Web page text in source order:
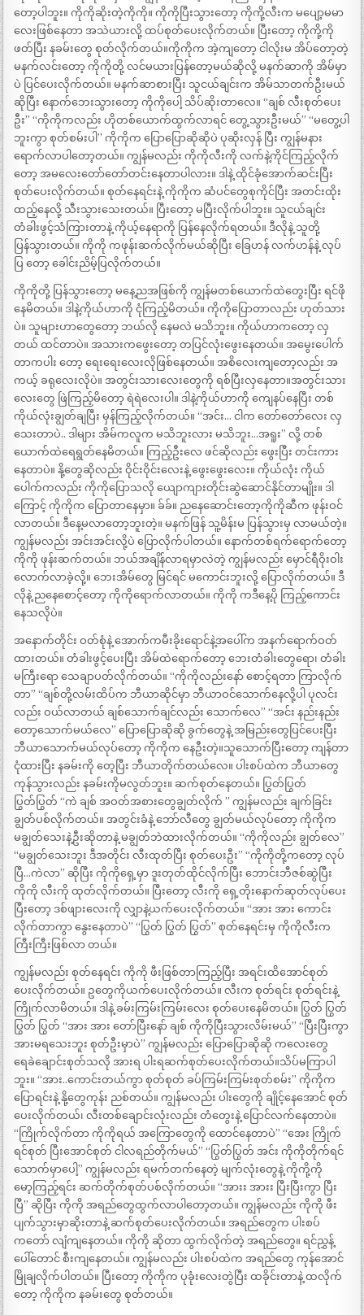
တော့ပါဘူး။ ကိုကိုဆိုးတဲ့ကိုကို။ ကိုကိုပြီးသွားတော့ ကိုကို့လီးက မပျော့မမာ
လေးဖြစ်နေတာ အသဲယားလို့ ထပ်စုတ်ပေးလိုက်တယ်။ ပြီးတော့ ကိုကို့ကို
ဖတ်ပြီး နခမ်းတွေ စုတ်လိုက်တယ်။ကိုကိုက အဲ့ကျတော့ ငါလိုးမ အိပ်တော့တဲ့
မနက်လင်းတော့ ကိုကိုတို့ လင်မယားပြန်တော့မယ်ဆိုလို့ မနက်ဆာကို အိမ်မှာ
ပဲ ပြင်ပေးလိုက်တယ်။ မနက်ဆာစားပြီး သူငယ်ချင်းက အိမ်သာတက်ဦးမယ်
ဆိုပြီး နောက်ဘေးသွားတော့ ကိုကိုပေါ့ သိပ်ဆိုးတာလေ။ “ချစ် လီးစုတ်ပေး
ဦး” “ကိုကိုကလည်း ဟိုတစ်ယောက်ထွက်လာရင် တွေ့သွားဦးမယ်” “မတွေ့ပါ
ဘူးကွာ စုတ်စမ်းပါ’’ ကိုကိုက ပြောပြောဆိုဆိုပဲ ပုဆိုးလှန် ပြီး ကျွန်မနား
ရောက်လာပါတော့တယ်။ ကျွန်မလည်း ကိုကိုလီးကို လက်နဲ့ကိုင်ကြည့်လိုက်
တော့ အမလေးတော်တော်တင်းနေတာပါလား။ ဒါနဲ့ ထိုင်ခုံအောက်ဆင်းပြီး
စုတ်ပေးလိုက်တယ်။ စုတ်နေရင်းနဲ့ ကိုကိုက ဆံပင်တွေစုကိုင်ပြီး အတင်းထိုး
ထည့်နေလို့ သီးသွားသေးတယ်။ ပြီးတော့ မပြီးလိုက်ပါဘူး။ သူငယ်ချင်း
တံခါးဖွင့်သံကြားတာနဲ့ ကိုယ့်နေရာကို ပြန်နေလိုက်ရတယ်။ ဒီလိုနဲ့ သူတို့
ပြန်သွားတယ်။ ကိုကို ကဖုန်းဆက်လိုက်မယ်ဆိုပြီး ခြေဟန် လက်ဟန်နဲ့ လုပ်
ပြ တော့ ခေါင်းညိမ့်ပြလိုက်တယ်။
ကိုကိုတို့ ပြန်သွားတော့ မနေ့ညအဖြစ်ကို ကျွန်မတစ်ယောက်ထဲတွေးပြီး ရင်ဖို
နေမိတယ်။ ဒါနဲ့ကိုယ်ဟာကို ငုံကြည့်မိတယ်။ ကိုကိုပြောတာလည်း ဟုတ်သား
ပဲ။ သူများဟာတွေတော့ ဘယ်လို နေမလဲ မသိဘူး။ ကိုယ်ဟာကတော့ လှ
တယ် ထင်တာပဲ။ အသားကဖွေးတော့ တပြင်လုံးဖွေးနေတယ်။ အမွေးပေါက်
တာကပါး တော့ ရေးရေးလေးလိုဖြစ်နေတယ်။ အစိလေးကျတော့လည်း အ
ကယ့် ခရုလေးလိုပဲ။ အတွင်းသားလေးတွေကို ရစ်ပြီးလှနေတာ။အတွင်းသား
လေးတွေ ဖြဲကြည့်မိတော့ ရဲရဲလေးပါ။ ဒါနဲ့ကိုယ်ဟာကို ကျေနပ်နေပြီး တစ်
ကိုယ်လုံးချွတ်ချပြီး မှန်ကြည့်လိုက်တယ်။ “အင်း… ငါက တော်တော်လေး လှ
သေးတာပဲ.. ဒါများ အိမ်ကလူက မသိဘူးလား မသိဘူး…အရူး” လို့ တစ်
ယောက်ထဲရေရွတ်နေမိတယ်။ ကြည့်ဦးလေ ဖင်ဆိုလည်း ဖွေးပြီး တင်းကား
နေတာပဲ။ နို့တွေဆိုလည်း ဝိုင်းဝိုင်းလေးနဲ့ ဖွေးဖွေးလေး။ ကိုယ်လုံး ကိုယ်
ပေါက်ကလည်း ကိုကိုပြောသလို ယျောကျားတိုင်းဆွဲဆောင်နိုင်တာမျိုး။ ဒါ
ကြောင့် ကိုကိုက ပြောတာနေမှာ။ ခ်ခ်။ ညနေဆောင်းတော့ကိုကိုဆီက ဖုန်းဝင်
လာတယ်။ ဒီနေ့မလာတော့ဘူးတဲ့။ မနက်ဖြန် သူ့မိန်းမ ပြန်သွားမှ လာမယ်တဲ့။
ကျွန်မလည်း အင်းအင်းလို့ပဲ ပြောလိုက်ပါတယ်။ နောက်တစ်ရက်ရောက်တော့
ကိုကို ဖုန်းဆက်တယ်။ ဘယ်အချိန်လာရမှာလဲတဲ့ ကျွန်မလည်း မှောင်ရီဝိုးဝါး
လောက်လာခဲ့လို့။ ဘေးအိမ်တွေ မြင်ရင် မကောင်းဘူးလို့ ပြောလိုက်တယ်။ ဒီ
လိုနဲ့ ညနေစောင့်တော့ ကိုကိုရောက်လာတယ်။ ကိုကို ကဒီနေ့ပို ကြည့်ကောင်း
နေသလိုပဲ။
အနောက်တိုင်း ဝတ်စုံနဲ့ အောက်ကမီးခိုးရောင်နဲ့အပေါ်က အနက်ရောက်ဝတ်
ထားတယ်။ တံခါးဖွင့်ပေးပြီး အိမ်ထဲရောက်တော့ ဘေးတံခါးတွေရော၊ တံခါး
မကြီးရော သေချာပတ်လိုက်တယ်။ “ကိုကိုလည်းနော် စောင့်ရတာ ကြာလိုက်
တာ” “ချစ်တို့လမ်းထိပ်က ဘီယာဆိုင်မှာ ဘီယာဝင်သောက်နေလို့ပါ ပုလင်း
လည်း ဝယ်လာတယ် ချစ်သောက်ချင်လည်း သောက်လေ” “အင်း နည်းနည်း
တော့သောက်မယ်လေ” ပြောပြောဆိုဆို ခွက်တွေနဲ့ အမြည်းတွေပြင်ပေးပြီး
ဘီယာသောက်မယ်လုပ်တော့ ကိုကိုက နေဦးတဲ့။သူသောက်ပြီးတော့ ကျန်တာ
ငုံထားပြီး နခမ်းကို တေ့ပြီး ဘီယာတိုက်တယ်လေ။ ပါးစပ်ထဲက ဘီယာတွေ
ကုန်သွားလည်း နခမ်းကိုမလွတ်ဘူး။ ဆက်စုတ်နေတယ်။ ပြွတ်ပြွတ်
ပြွတ်ပြွတ် “ကဲ ချစ် အဝတ်အစားတွေချွတ်လိုက် ” ကျွန်မလည်း ချက်ခြင်း
ချွတ်ပစ်လိုက်တယ်။ အတွင်းခံနဲ့ ဘော်လီတွေ ချွတ်မယ်လုပ်တော့ ကိုကိုက
မချွတ်သေးနဲ့ဦးဆိုတာနဲ့ မချွတ်ဘဲထားလိုက်တယ်။ “ကိုကိုလည်း ချွတ်လေ”
“မချွတ်သေးဘူး ဒီအတိုင်း လီးထုတ်ပြီး စုတ်ပေးဦး” “ကိုကိုတို့ကတော့ လုပ်
ပြီ…ကဲလာ” ဆိုပြီး ကိုကိုရှေ့မှာ ဒူးတုတ်ထိုင်လိုက်ပြီး ဘောင်းဘီဇစ်ဆွဲပြီး
ကိုကို လီးကို ထုတ်လိုက်တယ်။ ပြီးတော့ လီးကို ရှေ့တိုးနောက်ဆုတ်လုပ်ပေး
ပြီးတော့ ဒစ်ဖျားလေးကို လျှာနဲ့ယက်ပေးလိုက်တယ်။ “အား အား ကောင်း
လိုက်တာကွာ နွေးနေတာပဲ” “ပြွတ် ပြွတ် ပြွတ်” စုတ်နေရင်းမှ ကိုကိုလီးက
ကြီးကြီးဖြစ်လာ တယ်။
ကျွန်မလည်း စုတ်နေရင်း ကိုကို ဖီးဖြစ်တာကြည့်ပြီး အရင်းထိအောင်စုတ်
ပေးလိုက်တယ်။ ဥတွေကိုယက်ပေးလိုက်တယ်။ လီးက စုတ်ရင်း စုတ်ရင်းနဲ့
ကြိုက်လာမိတယ်။ ဒါနဲ့ ခမ်းကြမ်းကြမ်းလေး စုတ်ပေးနေမိတယ်။ ပြွတ် ပြွတ်
ပြွတ် ပြွတ် “အား အား တော်ပြီးနော် ချစ် ကိုကိုပြီးသွားလိမ်းမယ်” “ပြီးပြီးကွာ
အားမရသေးဘူး စုတ်ဦးမှာပဲ” ကျွန်မလည်း ပြောပြောဆိုဆို ကလေးတွေ
ရေခဲချောင်းစုတ်သလို အားရ ပါးရဆက်စုတ်ပေးလိုက်တယ်။သိပ်မကြာပါ
ဘူး။ “အား..ကောင်းတယ်ကွာ စုတ်စုတ် ခပ်ကြမ်းကြမ်းစုတ်စမ်း” ကိုကိုက
ပြောရင်းနဲ့ နို့တွေကုန်း ညစ်တယ်။ ကျွန်မလည်း ပါးတွေကို ချိုင့်နေအောင် စုတ်
ပေးလိုက်တယ်၊ လီးတစ်ချောင်းလုံးလည်း တံတွေးနဲ့ ပြောင်လက်နေတာပဲ။
“ကြိုက်လိုက်တာ ကိုကိုရယ် အကြောတွေကို ထောင်နေတာပဲ” “အေး ကြိုက်
ရင်စုတ် ပြီးအောင်စုတ် ငါလရည်တိုက်မယ်” “ပြွတ်ပြွတ် အင်း ကိုကိုတိုက်ရင်
သောက်မှာပေါ့” ကျွန်မလည်း ရမက်တက်နေတဲ့ မျက်လုံးတွေနဲ့ ကိုကို့ကို
မော့ကြည့်ရင်း ဆက်တိုက်စုတ်ပစ်လိုက်တယ်။ “အားး အားး ပြီးပြီးကွာ ပြီး
ပြီ” ဆိုပြီး ကိုကို အရည်တွေထွက်လာပါတော့တယ်။ ကျွန်မလည်း ကိုကို ဖီး
ပျက်သွားမှာဆိုးတာနဲ့ ဆက်စုတ်ပေးလိုက်တယ်။ အရည်တွေက ပါးစပ်
ကတော် လျံကျနေတယ်။ ကိုကို ဆိုတာ ထွက်လိုက်တဲ့ အရည်တွေ။ ရင်ညွှန့်
ပေါ်တောင် စီးကျနေတယ်။ ကျွန်မလည်း ပါးစပ်ထဲက အရည်တွေ ကုန်အောင်
မြိုချလိုက်ပါတယ်။ ပြီးတော့ ကိုကိုက ပုခုံးလေးတွဲပြီး ထခိုင်းတာနဲ့ ထလိုက်
တော့ ကိုကိုက နခမ်းတွေ စုတ်တယ်။